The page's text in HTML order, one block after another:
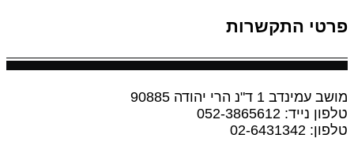
פרטי התקשרות
מושב עמינדב 1 ד"נ הרי יהודה 90885
טלפון נייד: 052-3865612
טלפון: 02-6431342